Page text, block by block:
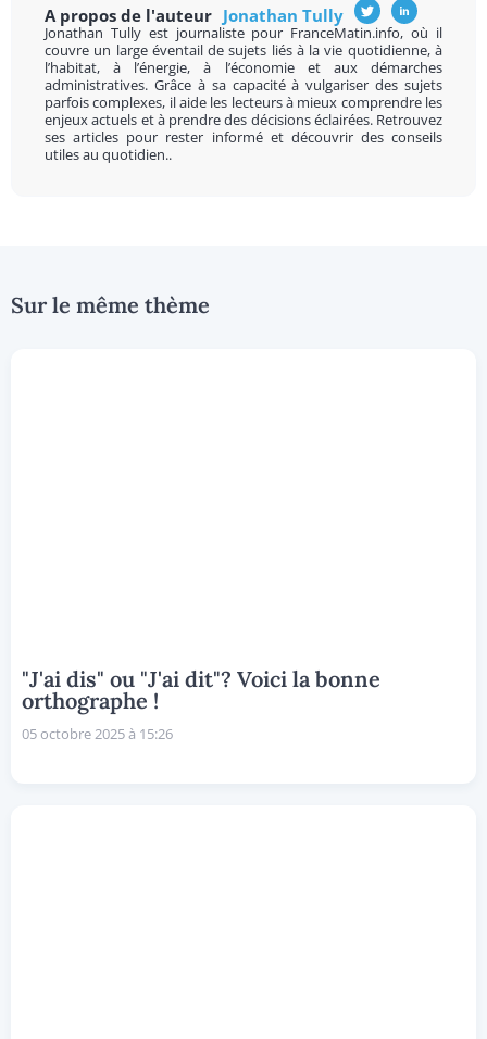
A propos de l'auteur Jonathan Tully
Jonathan Tully est journaliste pour FranceMatin.info, où il
couvre un large éventail de sujets liés à la vie quotidienne, à
l’habitat, à l’énergie, à l’économie et aux démarches
administratives. Grâce à sa capacité à vulgariser des sujets
parfois complexes, il aide les lecteurs à mieux comprendre les
enjeux actuels et à prendre des décisions éclairées. Retrouvez
ses articles pour rester informé et découvrir des conseils
utiles au quotidien..
Sur le même thème
"J'ai dis" ou "J'ai dit"? Voici la bonne
orthographe !
05 octobre 2025 à 15:26